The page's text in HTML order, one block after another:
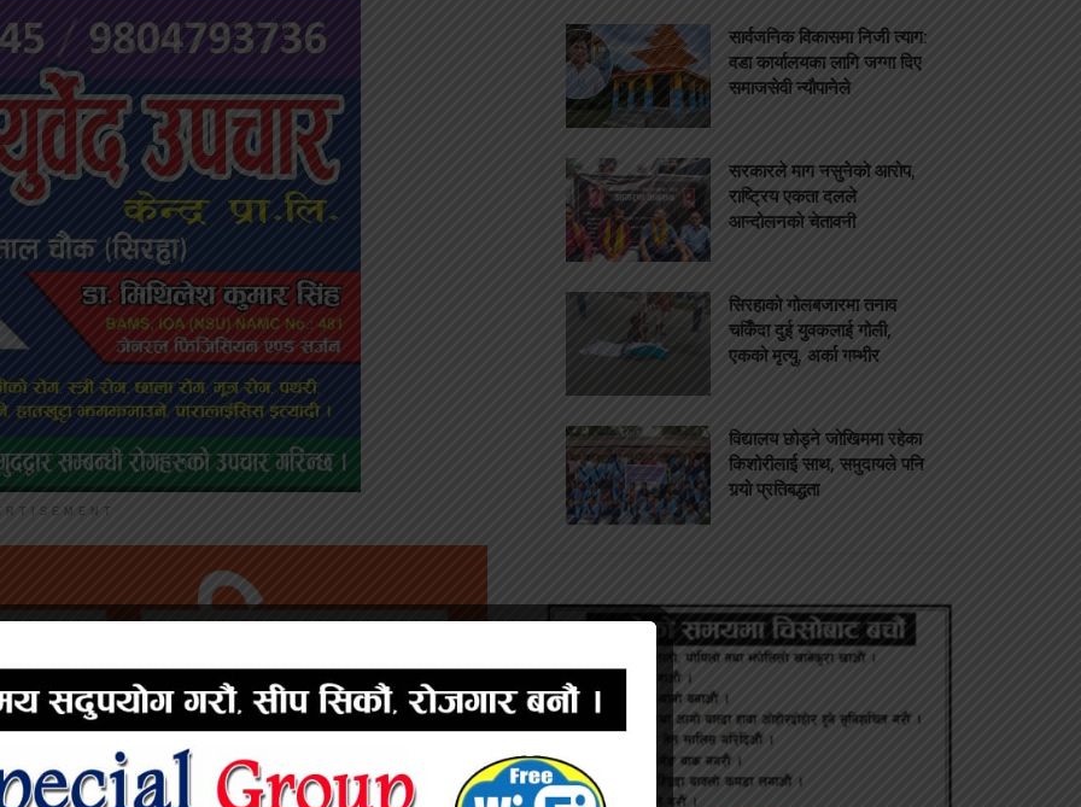
सार्वजनिक विकासमा निजी त्याग:
वडा कार्यालयका लागि जग्गा दिए
समाजसेवी न्यौपानेले
सरकारले माग नसुनेको आरोप,
राष्ट्रिय एकता दलले
आन्दोलनको चेतावनी
सिरहाको गोलबजारमा तनाव
चर्किँदा दुई युवकलाई गोली,
एकको मृत्यु, अर्का गम्भीर
विद्यालय छोड्ने जोखिममा रहेका
किशोरीलाई साथ, समुदायले पनि
गर्‍यो प्रतिबद्धता